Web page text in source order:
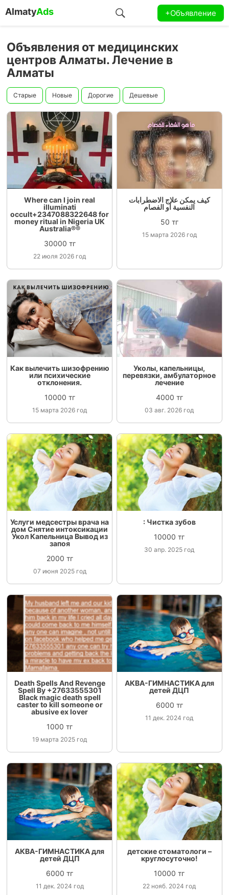
AlmatyAds +Объявление
Объявления от медицинских
центров Алматы. Лечение в
Алматы
Старые Новые Дорогие Дешевые
Where can I join real
illuminati
occult+2347088322648 for
money ritual in Nigeria UK
Australia®®
30000 тг
22 июля 2026 год
كيف يمكن علاج الاضطرابات
النفسية أو الفصام
50 тг
15 марта 2026 год
Как вылечить шизофрению
или психические
отклонения.
10000 тг
15 марта 2026 год
Уколы, капельницы,
перевязки, амбулаторное
лечение
4000 тг
03 авг. 2026 год
Услуги медсестры врача на
дом Снятие интоксикации
Укол Капельница Вывод из
запоя
2000 тг
07 июня 2025 год
: Чистка зубов
10000 тг
30 апр. 2025 год
Death Spells And Revenge
Spell By +27633555301
Black magic death spell
caster to kill someone or
abusive ex lover
1000 тг
19 марта 2025 год
АКВА-ГИМНАСТИКА для
детей ДЦП
6000 тг
11 дек. 2024 год
АКВА-ГИМНАСТИКА для
детей ДЦП
6000 тг
11 дек. 2024 год
детские стоматологи –
круглосуточно!
10000 тг
22 нояб. 2024 год